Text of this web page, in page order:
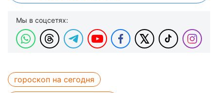
Мы в соцсетях:
гороскоп на сегодня